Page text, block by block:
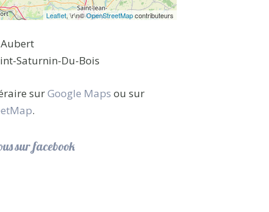
Leaflet, \r\n©OpenStreetMapcontributeurs
Saturnin-Du-Bois
surGoogle Maps ou sur
.
sur facebook